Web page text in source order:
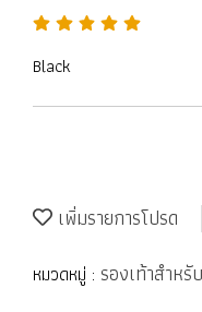
Black
เพิ่มรายการโปรด
หมวดหมู่ : รองเท้าสำห